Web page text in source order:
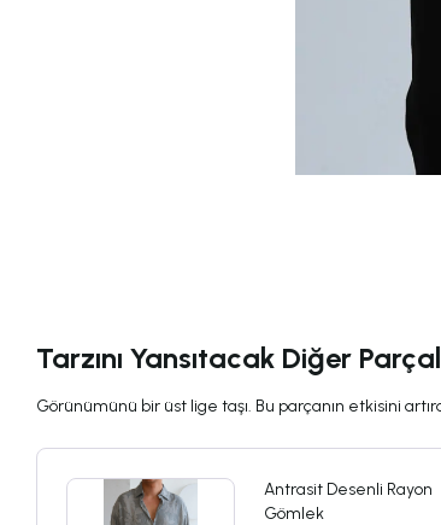
Tarzını Yansıtacak Diğer
Görünümünü bir üst lige taşı. Bu parçanın etkisini
Antrasit Desenli Rayon
Gömlek